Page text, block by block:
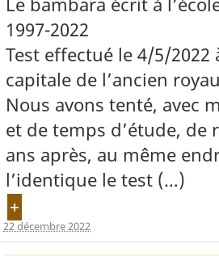
1997-2022
Test effectué le 4/5/2022
capitale de l’ancien
Nous avons tenté, avec
et de temps d’étude, de
ans après, au même
l’identique le test (…)
+
22 décembre 2022